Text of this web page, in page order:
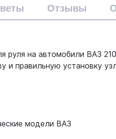
Отзывы
на автомобили ВАЗ
и правильную установку
модели ВАЗ